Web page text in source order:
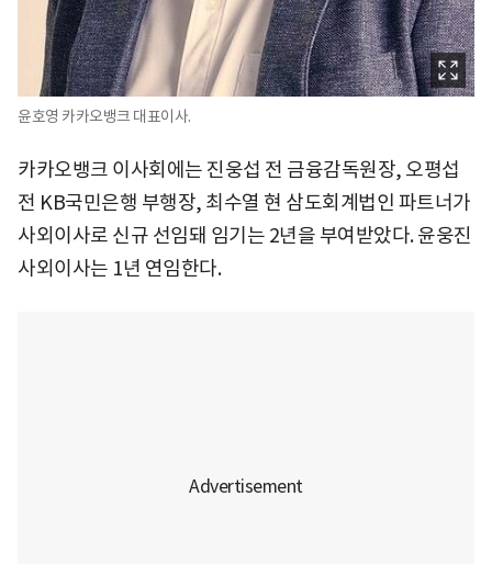
윤호영 카카오뱅크 대표이사.
카카오뱅크 이사회에는 진웅섭 전 금융감독원장, 오평섭
전 KB국민은행 부행장, 최수열 현 삼도회계법인 파트너가
사외이사로 신규 선임돼 임기는 2년을 부여받았다. 윤웅진
사외이사는 1년 연임한다.